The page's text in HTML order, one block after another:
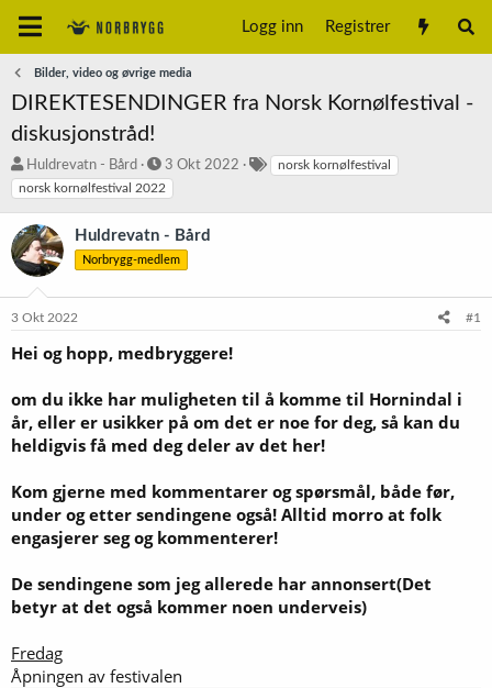
Logg inn Registrer
Bilder, video og øvrige media
DIREKTESENDINGER fra Norsk Kornølfestival -
diskusjonstråd!
T
r
å
d
s
t
r
t
r
Huldrevatn - Bård
S
t
a
t
d
t
3 Okt 2022
d
norsk kornølfestival
norsk kornølfestival 2022
Huldrevatn - Bård
Norbrygg-medlem
3 Okt 2022 #1
Hei og hopp, medbryggere!
om du ikke har muligheten til å komme til Hornindal i
år, eller er usikker på om det er noe for deg, så kan du
heldigvis få med deg deler av det her!
Kom gjerne med kommentarer og spørsmål, både før,
under og etter sendingene også! Alltid morro at folk
engasjerer seg og kommenterer!
De sendingene som jeg allerede har annonsert(Det
betyr at det også kommer noen underveis)
Fredag
Åpningen av festivalen